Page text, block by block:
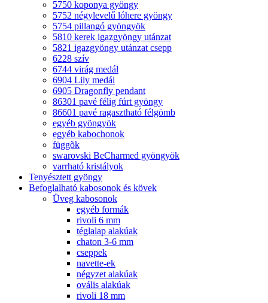
5750 koponya gyöngy
5752 négylevelű lóhere gyöngy
5754 pillangó gyöngyök
5810 kerek igazgyöngy utánzat
5821 igazgyöngy utánzat csepp
6228 szív
6744 virág medál
6904 Lily medál
6905 Dragonfly pendant
86301 pavé félig fúrt gyöngy
86601 pavé ragasztható félgömb
egyéb gyöngyök
egyéb kabochonok
függõk
swarovski BeCharmed gyöngyök
varrható kristályok
Tenyésztett gyöngy
Befoglalható kabosonok és kövek
Üveg kabosonok
egyéb formák
rivoli 6 mm
téglalap alakúak
chaton 3-6 mm
cseppek
navette-ek
négyzet alakúak
ovális alakúak
rivoli 18 mm